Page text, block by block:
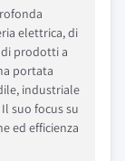
elettrica, di
prodotti a
portata
industriale
suo focus su
ed efficienza